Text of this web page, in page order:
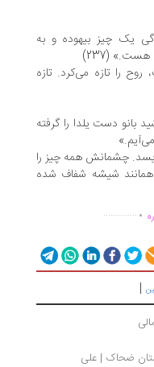
بیهوده و به
تازه می‌کرد. تازه
یلدا را گرفته
همه ‌چیز را
شیشه شفاف شده
تأملی پیرامون افسانه دکتر فاوست و داستان ضحاک | علی